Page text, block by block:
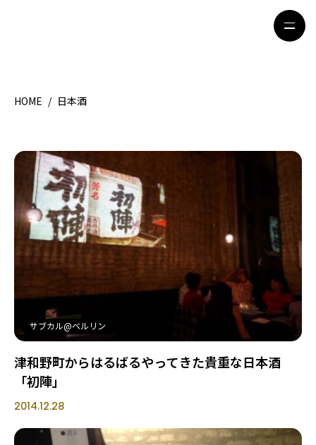
HOME
観光ガイド
ライフスタイル
著者一覧
ライター募集
HOME / 日本酒
サブカル@ベルリン
津和野町からはるばるやってきた貴重な日本酒
「初陣」
2014.12.28